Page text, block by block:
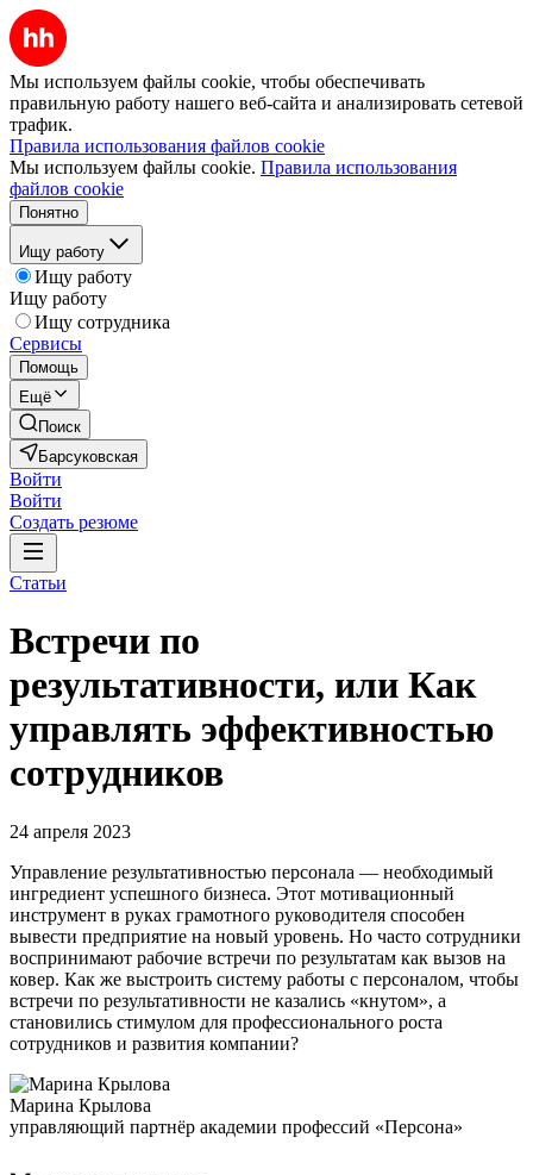
Мы используем файлы cookie, чтобы обеспечивать
правильную работу нашего веб-сайта и анализировать сетевой
трафик.
Правила использования файлов cookie
Мы используем файлы cookie. Правила использования
файлов cookie
Понятно
Ищу работу
Ищу работу
Ищу работу
Ищу сотрудника
Сервисы
Помощь
Ещё
Поиск
Барсуковская
Войти
Войти
Создать резюме
Статьи
Встречи по
результативности, или Как
управлять эффективностью
сотрудников
24 апреля 2023
Управление результативностью персонала — необходимый
ингредиент успешного бизнеса. Этот мотивационный
инструмент в руках грамотного руководителя способен
вывести предприятие на новый уровень. Но часто сотрудники
воспринимают рабочие встречи по результатам как вызов на
ковер. Как же выстроить систему работы с персоналом, чтобы
встречи по результативности не казались «кнутом», а
становились стимулом для профессионального роста
сотрудников и развития компании?
Марина Крылова
управляющий партнёр академии профессий «Персона»